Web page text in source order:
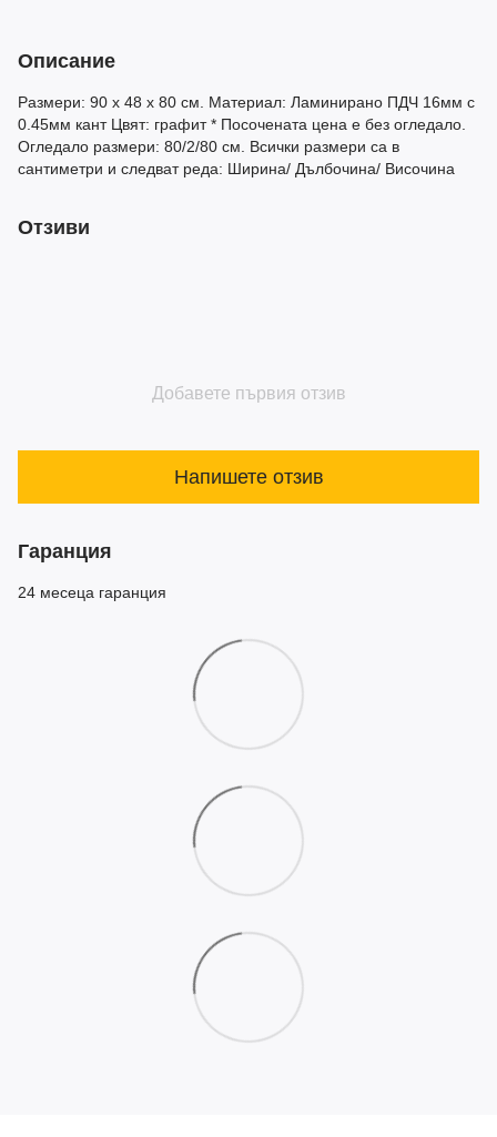
Описание
Размери: 90 х 48 х 80 см. Материал: Ламинирано ПДЧ 16мм с
0.45мм кант Цвят: графит * Посочената цена е без огледало.
Огледало размери: 80/2/80 см. Всички размери са в
сантиметри и следват реда: Ширина/ Дълбочина/ Височина
Отзиви
Добавете първия отзив
Напишете отзив
Гаранция
24 месеца гаранция